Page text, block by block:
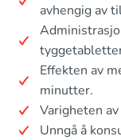
avhengig av
Effekten av
minutter.
Varigheten
Unngå å